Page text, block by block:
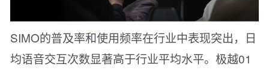
SIMO的普及率和使用频率在行业中表现突出，日
均语音交互次数显著高于行业平均水平。极越01